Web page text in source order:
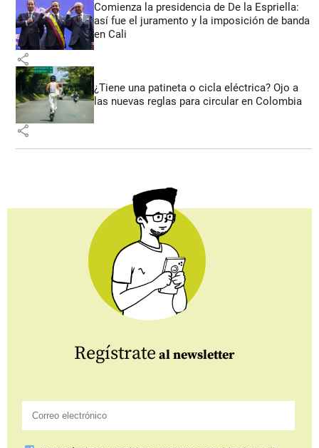
Comienza la presidencia de De la Espriella:
así fue el juramento y la imposición de banda
en Cali
share
¿Tiene una patineta o cicla eléctrica? Ojo a
las nuevas reglas para circular en Colombia
share
Regístrate al newsletter